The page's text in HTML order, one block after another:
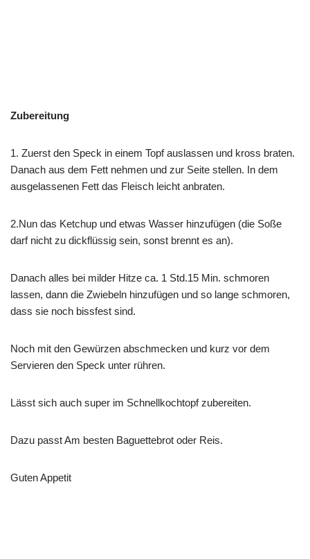
Zubereitung
1. Zuerst den Speck in einem Topf auslassen und kross braten.
Danach aus dem Fett nehmen und zur Seite stellen. In dem
ausgelassenen Fett das Fleisch leicht anbraten.
2.Nun das Ketchup und etwas Wasser hinzufügen (die Soße
darf nicht zu dickflüssig sein, sonst brennt es an).
Danach alles bei milder Hitze ca. 1 Std.15 Min. schmoren
lassen, dann die Zwiebeln hinzufügen und so lange schmoren,
dass sie noch bissfest sind.
Noch mit den Gewürzen abschmecken und kurz vor dem
Servieren den Speck unter rühren.
Lässt sich auch super im Schnellkochtopf zubereiten.
Dazu passt Am besten Baguettebrot oder Reis.
Guten Appetit